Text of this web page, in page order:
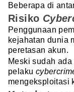
Beberapa di
Risiko
Penggunaan
kejahatan dunia
peretasan akun.
Meski sudah
pelaku
mengeksploitasi